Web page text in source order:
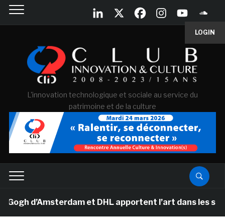
LOGIN
L'innovation technologique et sociale au service du
patrimoine et de la culture
d’Amsterdam et DHL apportent l’art dans les salles